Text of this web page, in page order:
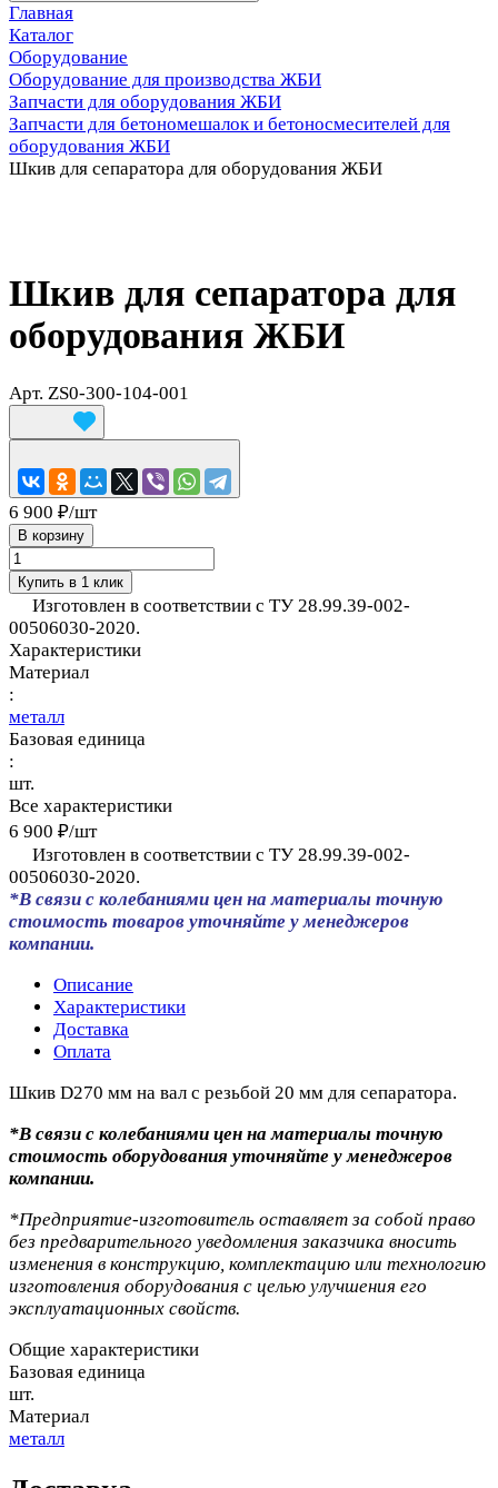
Главная
Каталог
Оборудование
Оборудование для производства ЖБИ
Запчасти для оборудования ЖБИ
Запчасти для бетономешалок и бетоносмесителей для
оборудования ЖБИ
Шкив для сепаратора для оборудования ЖБИ
Шкив для сепаратора для
оборудования ЖБИ
Арт. ZS0-300-104-001
6 900 ₽/шт
В корзину
Купить в 1 клик
Изготовлен в соответствии с ТУ 28.99.39-002-
00506030-2020.
Характеристики
Материал
:
металл
Базовая единица
:
шт.
Все характеристики
6 900 ₽/шт
Изготовлен в соответствии с ТУ 28.99.39-002-
00506030-2020.
*В связи с колебаниями цен на материалы точную
стоимость товаров уточняйте у менеджеров
компании.
Описание
Характеристики
Доставка
Оплата
Шкив D270 мм на вал с резьбой 20 мм для сепаратора.
*В связи с колебаниями цен на материалы точную
стоимость оборудования уточняйте у менеджеров
компании.
*Предприятие-изготовитель оставляет за собой право
без предварительного уведомления заказчика вносить
изменения в конструкцию, комплектацию или технологию
изготовления оборудования с целью улучшения его
эксплуатационных свойств.
Общие характеристики
Базовая единица
шт.
Материал
металл